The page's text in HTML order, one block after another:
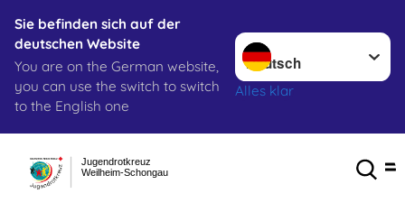
Sie befinden sich auf der
deutschen Website
You are on the German website,
you can use the switch to switch
to the English one
Sprache wechseln zu
Alles klar
Weilheim-Schongau
Jugendrotkreuz